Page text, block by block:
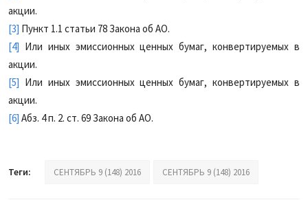
акции.
[3] Пункт 1.1 статьи 78 Закона об АО.
[4] Или иных эмиссионных ценных бумаг, конвертируемых в
акции.
[5] Или иных эмиссионных ценных бумаг, конвертируемых в
акции.
[6] Абз. 4 п. 2. ст. 69 Закона об АО.
Теги: СЕНТЯБРЬ 9 (148) 2016 СЕНТЯБРЬ 9 (148) 2016